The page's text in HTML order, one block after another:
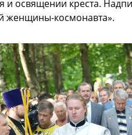
и освящении креста.
женщины-космонавта».